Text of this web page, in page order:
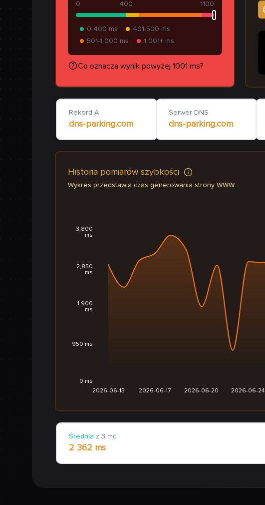
400
0 1100
0-400 ms
401-500 ms
501-1 000 ms
1 001+ ms
Co oznacza wynik powyżej 1001 ms?
Rekord A
dns-parking.com
Serwer DNS
dns-parking.com
Historia pomiarów szybkości
Wykres przedstawia czas generowania strony WWW.
2026-06-13 2026-06-17 2026-06-20 2026-06-24
0 ms
950 ms
1,900
ms
2,850
ms
3,800
ms
Średnia z 3 mc
2 362 ms